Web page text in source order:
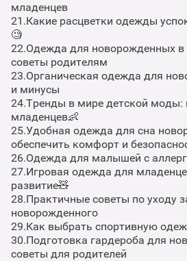
младенцев
21.Какие расцветки одежды
🧐
22.Одежда для новорожденных в
советы родителям
23.Органическая одежда для
и минусы
24.Тренды в мире детской моды:
младенцев👶
25.Удобная одежда для сна
обеспечить комфорт и
26.Одежда для малышей с
27.Игровая одежда для
развитие🧸
28.Практичные советы по уходу
новорожденного
29.Как выбрать спортивную
30.Подготовка гардероба для
советы для родителей